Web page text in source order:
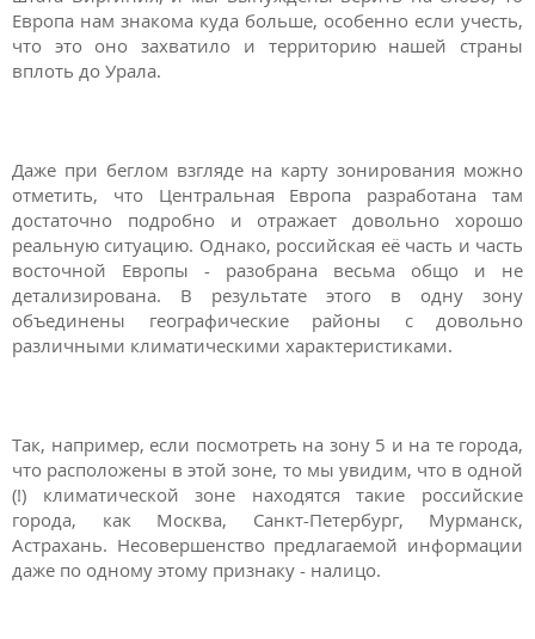
Европа нам знакома куда больше, особенно если учесть,
что это оно захватило и территорию нашей страны
вплоть до Урала.
Даже при беглом взгляде на карту зонирования можно
отметить, что Центральная Европа разработана там
достаточно подробно и отражает довольно хорошо
реальную ситуацию. Однако, российская её часть и часть
восточной Европы - разобрана весьма общо и не
детализирована. В результате этого в одну зону
объединены географические районы с довольно
различными климатическими характеристиками.
Так, например, если посмотреть на зону 5 и на те города,
что расположены в этой зоне, то мы увидим, что в одной
(!) климатической зоне находятся такие российские
города, как Москва, Санкт-Петербург, Мурманск,
Астрахань. Несовершенство предлагаемой информации
даже по одному этому признаку - налицо.